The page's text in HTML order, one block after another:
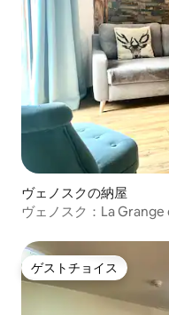
ヴェノスクの納屋
ヴェノスク：La
ゲストチョイス
ゲストチョイス